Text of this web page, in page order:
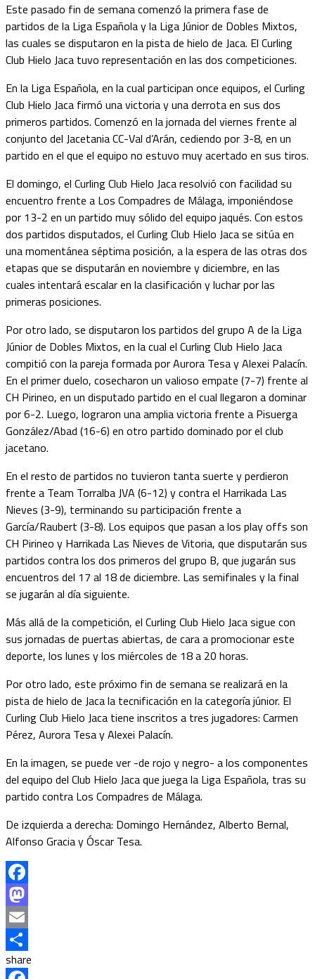
Este pasado fin de semana comenzó la primera fase de
partidos de la Liga Española y la Liga Júnior de Dobles Mixtos,
las cuales se disputaron en la pista de hielo de Jaca. El Curling
Club Hielo Jaca tuvo representación en las dos competiciones.
En la Liga Española, en la cual participan once equipos, el Curling
Club Hielo Jaca firmó una victoria y una derrota en sus dos
primeros partidos. Comenzó en la jornada del viernes frente al
conjunto del Jacetania CC-Val d’Arán, cediendo por 3-8, en un
partido en el que el equipo no estuvo muy acertado en sus tiros.
El domingo, el Curling Club Hielo Jaca resolvió con facilidad su
encuentro frente a Los Compadres de Málaga, imponiéndose
por 13-2 en un partido muy sólido del equipo jaqués. Con estos
dos partidos disputados, el Curling Club Hielo Jaca se sitúa en
una momentánea séptima posición, a la espera de las otras dos
etapas que se disputarán en noviembre y diciembre, en las
cuales intentará escalar en la clasificación y luchar por las
primeras posiciones.
Por otro lado, se disputaron los partidos del grupo A de la Liga
Júnior de Dobles Mixtos, en la cual el Curling Club Hielo Jaca
compitió con la pareja formada por Aurora Tesa y Alexei Palacín.
En el primer duelo, cosecharon un valioso empate (7-7) frente al
CH Pirineo, en un disputado partido en el cual llegaron a dominar
por 6-2. Luego, lograron una amplia victoria frente a Pisuerga
González/Abad (16-6) en otro partido dominado por el club
jacetano.
En el resto de partidos no tuvieron tanta suerte y perdieron
frente a Team Torralba JVA (6-12) y contra el Harrikada Las
Nieves (3-9), terminando su participación frente a
García/Raubert (3-8). Los equipos que pasan a los play offs son
CH Pirineo y Harrikada Las Nieves de Vitoria, que disputarán sus
partidos contra los dos primeros del grupo B, que jugarán sus
encuentros del 17 al 18 de diciembre. Las semifinales y la final
se jugarán al día siguiente.
Más allá de la competición, el Curling Club Hielo Jaca sigue con
sus jornadas de puertas abiertas, de cara a promocionar este
deporte, los lunes y los miércoles de 18 a 20 horas.
Por otro lado, este próximo fin de semana se realizará en la
pista de hielo de Jaca la tecnificación en la categoría júnior. El
Curling Club Hielo Jaca tiene inscritos a tres jugadores: Carmen
Pérez, Aurora Tesa y Alexei Palacín.
En la imagen, se puede ver -de rojo y negro- a los componentes
del equipo del Club Hielo Jaca que juega la Liga Española, tras su
partido contra Los Compadres de Málaga.
De izquierda a derecha: Domingo Hernández, Alberto Bernal,
Alfonso Gracia y Óscar Tesa.
Facebook
Mastodon
Email
Compartir
share